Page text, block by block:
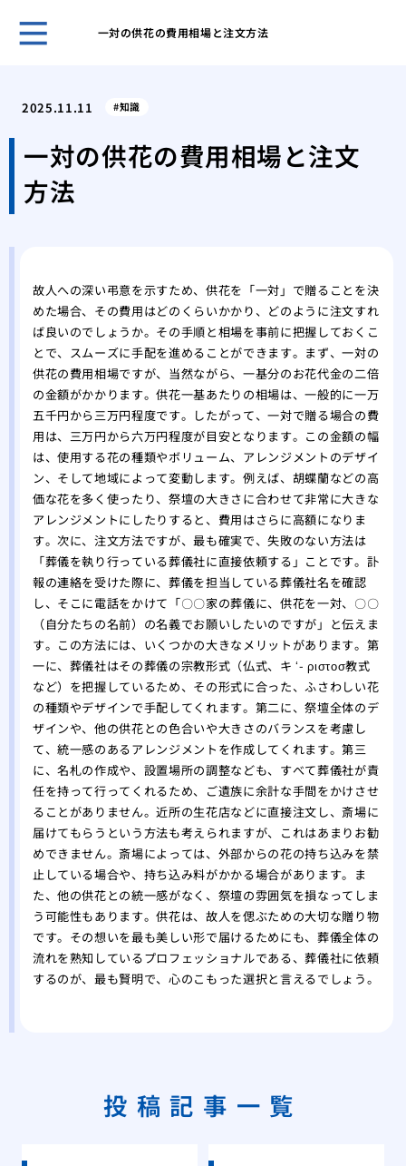
一対の供花の費用相場と注文方法
し
病
選び
世
特異
2025.11.11 知識
一対の供花の費用相場と注文
方法
故人への深い弔意を示すため、供花を「一対」で贈ることを決
めた場合、その費用はどのくらいかかり、どのように注文すれ
ば良いのでしょうか。その手順と相場を事前に把握しておくこ
とで、スムーズに手配を進めることができます。まず、一対の
供花の費用相場ですが、当然ながら、一基分のお花代金の二倍
の金額がかかります。供花一基あたりの相場は、一般的に一万
五千円から三万円程度です。したがって、一対で贈る場合の費
用は、三万円から六万円程度が目安となります。この金額の幅
は、使用する花の種類やボリューム、アレンジメントのデザイ
ン、そして地域によって変動します。例えば、胡蝶蘭などの高
価な花を多く使ったり、祭壇の大きさに合わせて非常に大きな
アレンジメントにしたりすると、費用はさらに高額になりま
す。次に、注文方法ですが、最も確実で、失敗のない方法は
「葬儀を執り行っている葬儀社に直接依頼する」ことです。訃
報の連絡を受けた際に、葬儀を担当している葬儀社名を確認
し、そこに電話をかけて「〇〇家の葬儀に、供花を一対、〇〇
（自分たちの名前）の名義でお願いしたいのですが」と伝えま
す。この方法には、いくつかの大きなメリットがあります。第
一に、葬儀社はその葬儀の宗教形式（仏式、キ ʻ- ριστοσ教式
など）を把握しているため、その形式に合った、ふさわしい花
の種類やデザインで手配してくれます。第二に、祭壇全体のデ
ザインや、他の供花との色合いや大きさのバランスを考慮し
て、統一感のあるアレンジメントを作成してくれます。第三
に、名札の作成や、設置場所の調整なども、すべて葬儀社が責
任を持って行ってくれるため、ご遺族に余計な手間をかけさせ
ることがありません。近所の生花店などに直接注文し、斎場に
届けてもらうという方法も考えられますが、これはあまりお勧
めできません。斎場によっては、外部からの花の持ち込みを禁
止している場合や、持ち込み料がかかる場合があります。ま
た、他の供花との統一感がなく、祭壇の雰囲気を損なってしま
う可能性もあります。供花は、故人を偲ぶための大切な贈り物
です。その想いを最も美しい形で届けるためにも、葬儀全体の
流れを熟知しているプロフェッショナルである、葬儀社に依頼
するのが、最も賢明で、心のこもった選択と言えるでしょう。
投稿記事一覧